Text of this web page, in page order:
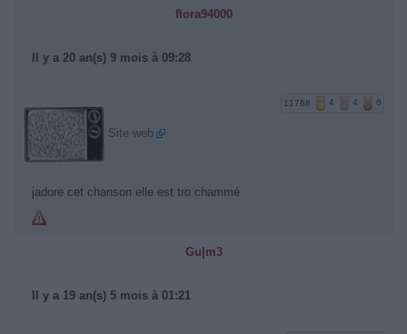
flora94000
Il y a 20 an(s) 9 mois à 09:28
11768 4 4 6
Site web
jadore cet chanson elle est tro chammé
Gu|m3
Il y a 19 an(s) 5 mois à 01:21